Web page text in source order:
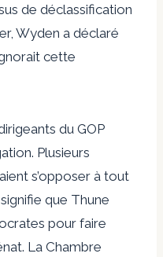
de déclassification
Wyden a déclaré
cette
du GOP
Plusieurs
s’opposer à tout
que Thune
pour faire
La Chambre